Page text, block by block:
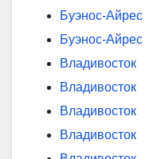
Буэнос-Айрес
Буэнос-Айрес
Владивосток
Владивосток
Владивосток
Владивосток